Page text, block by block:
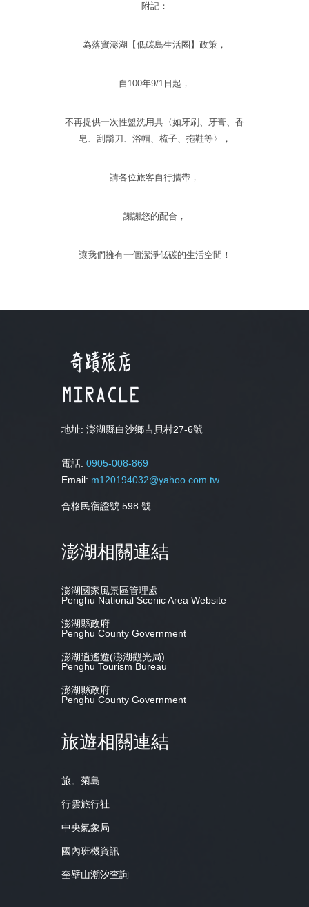
附記：
為落實澎湖【低碳島生活圈】政策，
自100年9/1日起，
不再提供一次性盥洗用具〈如牙刷、牙膏、香
皂、刮鬍刀、浴帽、梳子、拖鞋等〉，
請各位旅客自行攜帶，
謝謝您的配合，
讓我們擁有一個潔淨低碳的生活空間！
地址: 澎湖縣白沙鄉吉貝村27-6號
電話: 0905-008-869
Email: m120194032@yahoo.com.tw
合格民宿證號 598 號
澎湖相關連結
澎湖國家風景區管理處
Penghu National Scenic Area Website
澎湖縣政府
Penghu County Government
澎湖逍遙遊(澎湖觀光局)
Penghu Tourism Bureau
澎湖縣政府
Penghu County Government
旅遊相關連結
旅。菊島
行雲旅行社
中央氣象局
國內班機資訊
奎壁山潮汐查詢